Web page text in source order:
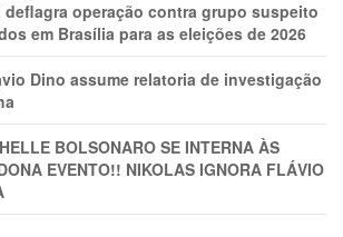
deflagra operação contra grupo suspeito
em Brasília para as eleições de 2026
Dino assume relatoria de investigação
BOLSONARO SE INTERNA ÀS
EVENTO!! NIKOLAS IGNORA FLÁVIO